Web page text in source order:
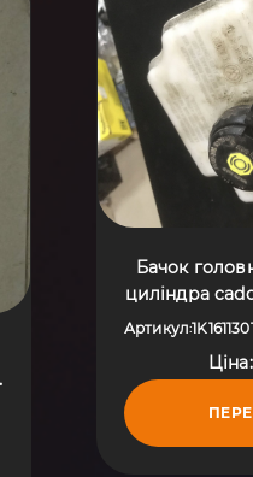
Бачок
циліндра
V (2003-
Артикул: